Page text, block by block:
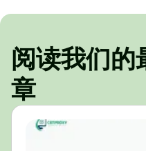
阅读我们的
章